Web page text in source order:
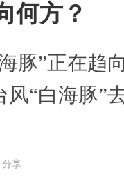
何方？
豚”正在趋
“白海豚”
分享